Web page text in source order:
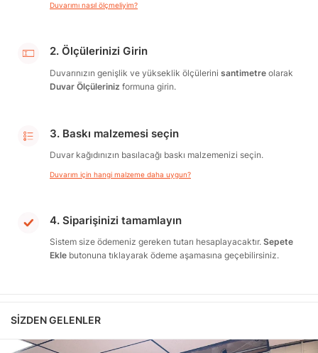
Duvarımı nasıl ölçmeliyim?
2. Ölçülerinizi Girin
Duvarınızın genişlik ve yükseklik ölçülerini santimetre olarak
Duvar Ölçüleriniz formuna girin.
3. Baskı malzemesi seçin
Duvar kağıdınızın basılacağı baskı malzemenizi seçin.
Duvarım için hangi malzeme daha uygun?
4. Siparişinizi tamamlayın
Sistem size ödemeniz gereken tutarı hesaplayacaktır. Sepete
Ekle butonuna tıklayarak ödeme aşamasına geçebilirsiniz.
SIZDEN GELENLER